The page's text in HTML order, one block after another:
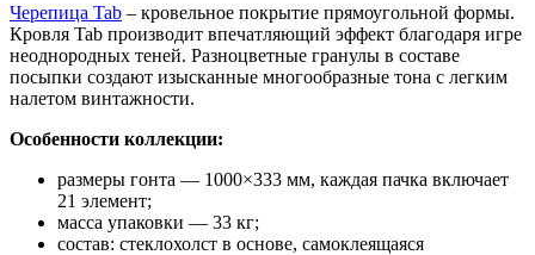
Черепица Tab – кровельное покрытие прямоугольной формы.
Кровля Tab производит впечатляющий эффект благодаря игре
неоднородных теней. Разноцветные гранулы в составе
посыпки создают изысканные многообразные тона с легким
налетом винтажности.
Особенности коллекции:
размеры гонта — 1000×333 мм, каждая пачка включает
21 элемент;
масса упаковки — 33 кг;
состав: стеклохолст в основе, самоклеящаяся